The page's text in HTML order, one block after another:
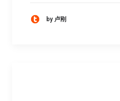
by 卢刚